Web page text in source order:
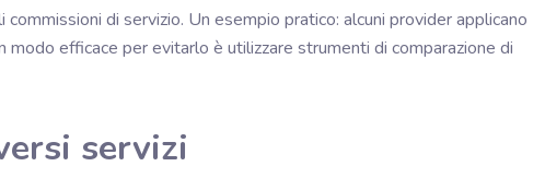
di servizio. Un esempio pratico: alcuni provider applicano
efficace per evitarlo è utilizzare strumenti di comparazione di
servizi